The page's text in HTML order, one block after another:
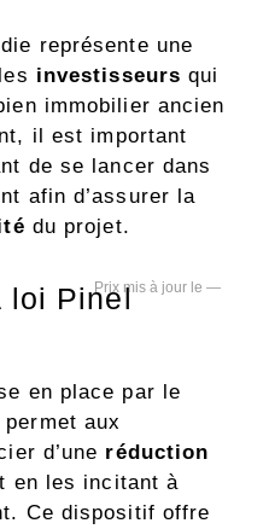
représente une
investisseurs qui
immobilier ancien
il est important
de se lancer dans
afin d’assurer la
du projet.
—
loi Pinel
en place par le
aux
d’une réduction
en les incitant à
Ce dispositif offre